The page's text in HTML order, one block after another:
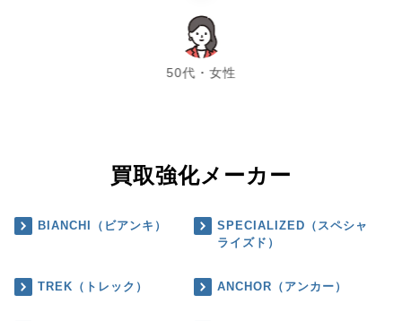
50代・女性
chevron_left chevron_right
買取強化メーカー
BIANCHI（ビアンキ）
SPECIALIZED（スペシャ
ライズド）
TREK（トレック） ANCHOR（アンカー）